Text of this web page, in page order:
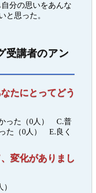
分の思いをあんな
と思った。
受講者のアン
たにとってどう
った（0人） C.普
た（0人） E.良く
変化がありまし